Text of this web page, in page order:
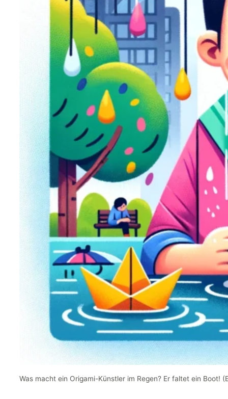
Was macht ein Origami-Künstler im Regen? Er faltet ein Boot!